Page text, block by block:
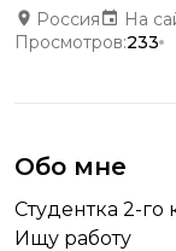
Россия На
Просмотров:233
Обо мне
Студентка 2-
Ищу работу